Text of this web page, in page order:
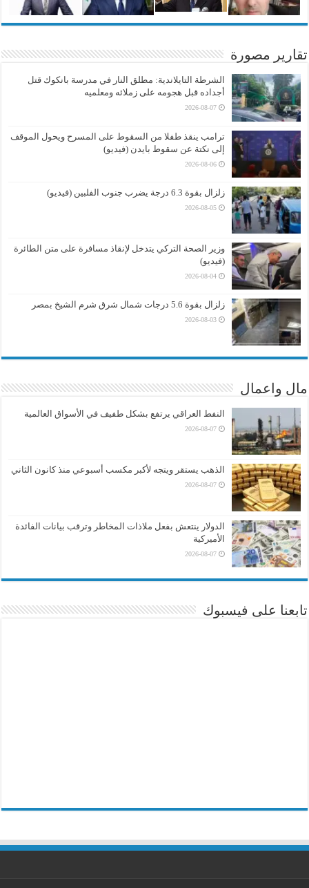
تقارير مصورة
الشرطة التايلاندية: مطلق النار في مدرسة بانكوك قتل
أجداده قبل هجومه على زملائه ومعلميه
2026-08-07
ترامب ينقذ طفلا من السقوط على المسرح ويحول الموقف
إلى نكتة عن سقوط بايدن (فيديو)
2026-08-06
زلزال بقوة 6.3 درجة يضرب جنوب الفلبين (فيديو)
2026-08-05
وزير الصحة التركي يتدخل لإنقاذ مسافرة على متن الطائرة
(فيديو)
2026-08-04
زلزال بقوة 5.6 درجات شمال شرق شرم الشيخ بمصر
2026-08-03
مال واعمال
النفط العراقي يرتفع بشكل طفيف في الأسواق العالمية
2026-08-07
الذهب يستقر ويتجه لأكبر مكسب أسبوعي منذ كانون الثاني
2026-08-07
الدولار ينتعش بفعل ملاذات المخاطر وترقب بيانات الفائدة
الأميركية
2026-08-07
تابعنا على فيسبوك